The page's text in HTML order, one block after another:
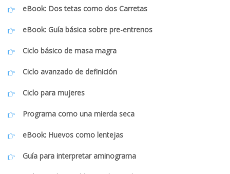
eBook: Dos tetas como dos Carretas
eBook: Guía básica sobre pre-entrenos
Ciclo básico de masa magra
Ciclo avanzado de definición
Ciclo para mujeres
Programa como una mierda seca
eBook: Huevos como lentejas
Guía para interpretar aminograma